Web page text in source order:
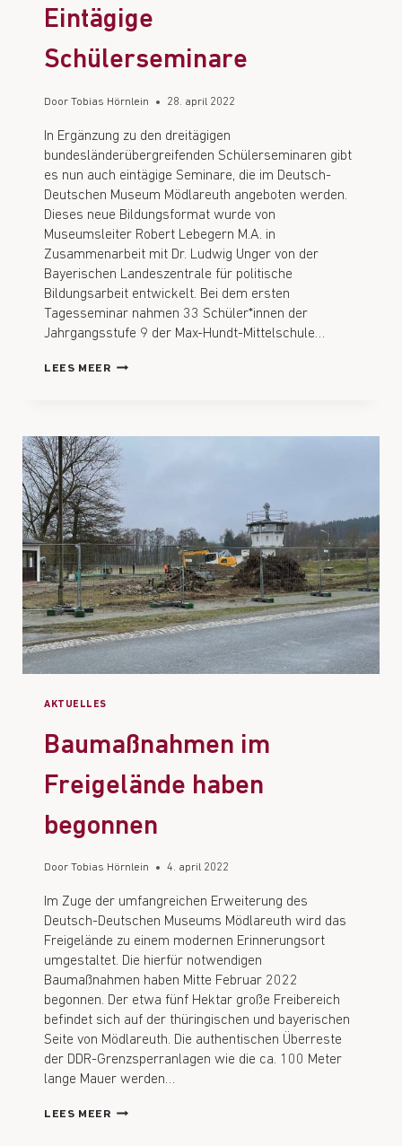
Eintägige
Schülerseminare
Door Tobias Hörnlein 28. april 2022
In Ergänzung zu den dreitägigen
bundesländerübergreifenden Schülerseminaren gibt
es nun auch eintägige Seminare, die im Deutsch-
Deutschen Museum Mödlareuth angeboten werden.
Dieses neue Bildungsformat wurde von
Museumsleiter Robert Lebegern M.A. in
Zusammenarbeit mit Dr. Ludwig Unger von der
Bayerischen Landeszentrale für politische
Bildungsarbeit entwickelt. Bei dem ersten
Tagesseminar nahmen 33 Schüler*innen der
Jahrgangsstufe 9 der Max-Hundt-Mittelschule…
LEES MEER
AKTUELLES
Baumaßnahmen im
Freigelände haben
begonnen
Door Tobias Hörnlein 4. april 2022
Im Zuge der umfangreichen Erweiterung des
Deutsch-Deutschen Museums Mödlareuth wird das
Freigelände zu einem modernen Erinnerungsort
umgestaltet. Die hierfür notwendigen
Baumaßnahmen haben Mitte Februar 2022
begonnen. Der etwa fünf Hektar große Freibereich
befindet sich auf der thüringischen und bayerischen
Seite von Mödlareuth. Die authentischen Überreste
der DDR-Grenzsperranlagen wie die ca. 100 Meter
lange Mauer werden…
LEES MEER